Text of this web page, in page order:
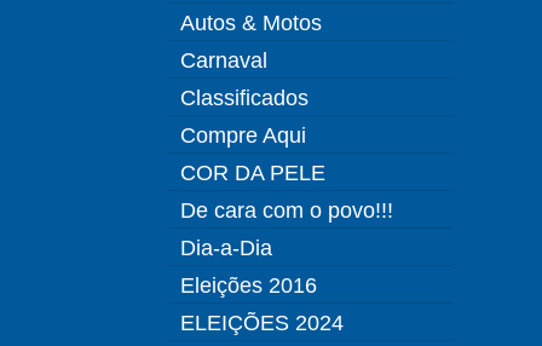
Autos & Motos
Carnaval
Classificados
Compre Aqui
COR DA PELE
De cara com o povo!!!
Dia-a-Dia
Eleições 2016
ELEIÇÕES 2024